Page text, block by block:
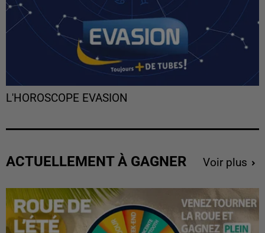
L'HOROSCOPE EVASION
ACTUELLEMENT À GAGNER Voir plus